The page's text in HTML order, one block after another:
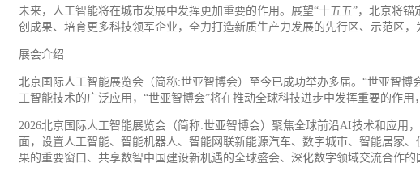
未来，人工智能将在城市发展中发挥更加重要的作用。展望“十五五”，北京将
创成果、培育更多科技领军企业，全力打造新质生产力发展的先行区、示范区
展会介绍
北京国际人工智能展览会（简称:世亚智博会）至今已成功举办多届。“世亚智
工智能技术的广泛应用，“世亚智博会”将在推动全球科技进步中发挥重要的作
2026北京国际人工智能展览会（简称:世亚智博会）聚焦全球前沿AI技术和应用
面，设置人工智能、智能机器人、智能网联新能源汽车、数字城市、智能居家
果的重要窗口、共享数智中国建设新机遇的全球盛会、深化数字领域交流合作